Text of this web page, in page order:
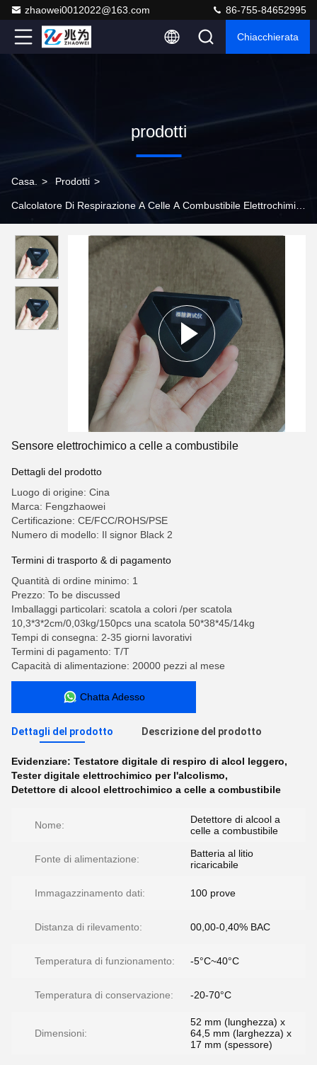
zhaowei0012022@163.com 86-755-84652995
Chiacchierata
prodotti
Casa. > Prodotti >
Calcolatore Di Respirazione A Celle A Combustibile Elettrochimiche
Sensore elettrochimico a celle a combustibile
Dettagli del prodotto
Luogo di origine: Cina
Marca: Fengzhaowei
Certificazione: CE/FCC/ROHS/PSE
Numero di modello: Il signor Black 2
Termini di trasporto & di pagamento
Quantità di ordine minimo: 1
Prezzo: To be discussed
Imballaggi particolari: scatola a colori /per scatola
10,3*3*2cm/0,03kg/150pcs una scatola 50*38*45/14kg
Tempi di consegna: 2-35 giorni lavorativi
Termini di pagamento: T/T
Capacità di alimentazione: 20000 pezzi al mese
Chatta Adesso
Dettagli del prodotto Descrizione del prodotto
Evidenziare: Testatore digitale di respiro di alcol leggero,
Tester digitale elettrochimico per l'alcolismo,
Detettore di alcool elettrochimico a celle a combustibile
Nome:
Detettore di alcool a
celle a combustibile
Fonte di alimentazione:
Batteria al litio
ricaricabile
Immagazzinamento dati: 100 prove
Distanza di rilevamento: 00,00-0,40% BAC
Temperatura di funzionamento: -5°C~40°C
Temperatura di conservazione: -20-70°C
Dimensioni:
52 mm (lunghezza) x
64,5 mm (larghezza) x
17 mm (spessore)